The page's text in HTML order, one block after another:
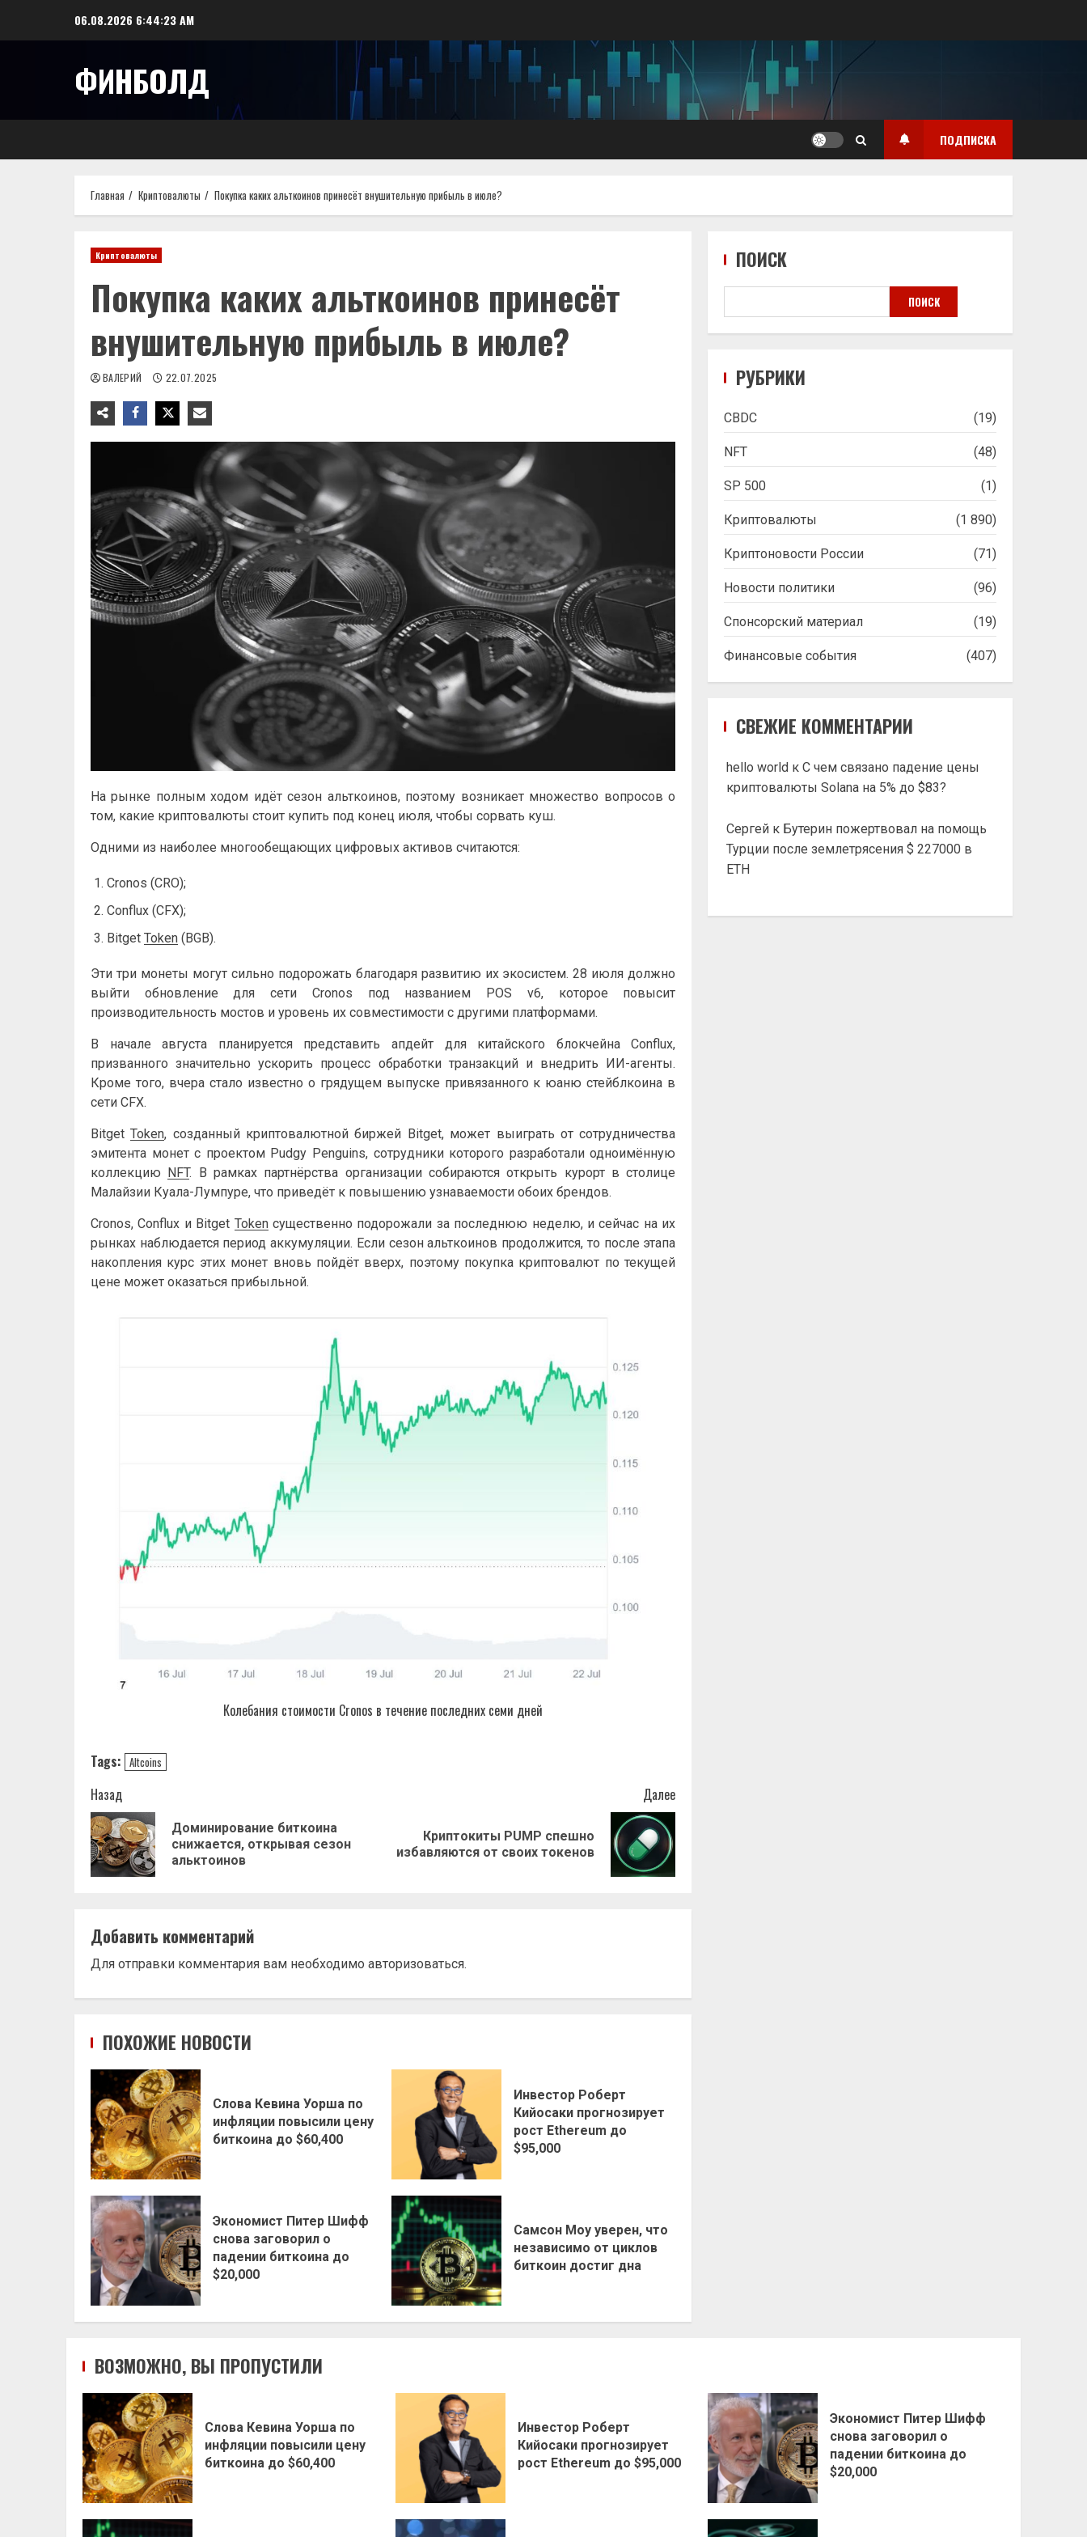
06.08.2026 6:44:24 AM
ФИНБОЛД
ПОДПИСКА
Главная Криптовалюты Покупка каких альткоинов принесёт внушительную прибыль в июле?
Криптовалюты
Покупка каких альткоинов принесёт
внушительную прибыль в июле?
ВАЛЕРИЙ 22.07.2025
На рынке полным ходом идёт сезон альткоинов, поэтому возникает множество вопросов о
том, какие криптовалюты стоит купить под конец июля, чтобы сорвать куш.
Одними из наиболее многообещающих цифровых активов считаются:
Cronos (CRO);
Conflux (CFX);
Bitget Token (BGB).
Эти три монеты могут сильно подорожать благодаря развитию их экосистем. 28 июля должно
выйти обновление для сети Cronos под названием POS v6, которое повысит
производительность мостов и уровень их совместимости с другими платформами.
В начале августа планируется представить апдейт для китайского блокчейна Conflux,
призванного значительно ускорить процесс обработки транзакций и внедрить ИИ-агенты.
Кроме того, вчера стало известно о грядущем выпуске привязанного к юаню стейблкоина в
сети CFX.
BitgetToken, созданный криптовалютной биржей Bitget, может выиграть от сотрудничества
эмитента монет с проектом Pudgy Penguins, сотрудники которого разработали одноимённую
коллекцию NFT. В рамках партнёрства организации собираются открыть курорт в столице
Малайзии Куала-Лумпуре, что приведёт к повышению узнаваемости обоих брендов.
Cronos, Conflux и Bitget Tokenсущественно подорожали за последнюю неделю, и сейчас на их
рынках наблюдается период аккумуляции. Если сезон альткоинов продолжится, то после этапа
накопления курс этих монет вновь пойдёт вверх, поэтому покупка криптовалют по текущей
цене может оказаться прибыльной.
Колебания стоимости Cronos в течение последних семи дней
Tags: Altcoins
Навигация
записи
Назад
Предыдущая
запись:
Доминирование биткоина
снижается, открывая сезон
альктоинов
Далее
Следующая
запись:
Криптокиты PUMP спешно
избавляются от своих токенов
Добавить комментарий
Для отправки комментария вам необходимо авторизоваться.
ПОХОЖИЕ НОВОСТИ
Слова Кевина Уорша по
инфляции повысили цену
биткоина до $60,400
Инвестор Роберт
Кийосаки прогнозирует
рост Ethereum до
$95,000
Экономист Питер Шифф
снова заговорил о
падении биткоина до
$20,000
Самсон Моу уверен, что
независимо от циклов
биткоин достиг дна
ПОИСК
ПОИСК
РУБРИКИ
CBDC (19)
NFT (48)
SP 500 (1)
Криптовалюты (1 890)
Криптоновости России (71)
Новости политики (96)
Спонсорский материал (19)
Финансовые события (407)
СВЕЖИЕ КОММЕНТАРИИ
hello world кС чем связано падение цены
криптовалюты Solana на 5% до $83?
Сергей к Бутерин пожертвовал на помощь
Турции после землетрясения $ 227000 в
ETH
ВОЗМОЖНО, ВЫ ПРОПУСТИЛИ
Слова Кевина Уорша по
инфляции повысили цену
биткоина до $60,400
Инвестор Роберт
Кийосаки прогнозирует
рост Ethereum до $95,000
Экономист Питер Шифф
снова заговорил о
падении биткоина до
$20,000